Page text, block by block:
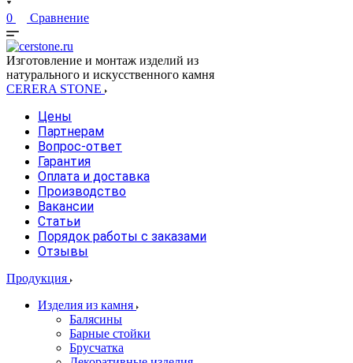
0 Сравнение
Изготовление и монтаж изделий из
натурального и искусственного камня
CERERA STONE
Цены
Партнерам
Вопрос-ответ
Гарантия
Оплата и доставка
Производство
Вакансии
Статьи
Порядок работы с заказами
Отзывы
Продукция
Изделия из камня
Балясины
Барные стойки
Брусчатка